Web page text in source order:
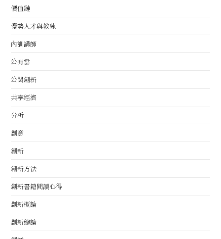
價值鏈
優勢人才與教練
內訓講師
公有雲
公關創新
共享經濟
分析
創意
創新
創新方法
創新書籍閱讀心得
創新概論
創新總論